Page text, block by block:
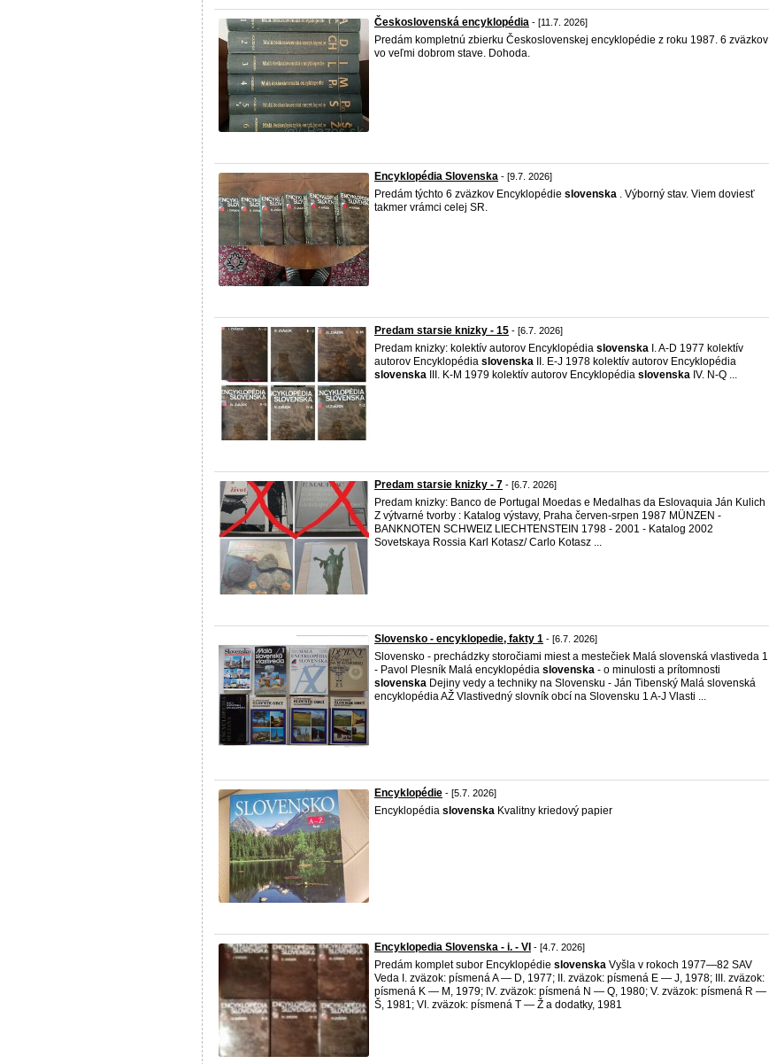
Československá encyklopédia - [11.7. 2026]
Predám kompletnú zbierku Československej encyklopédie z roku 1987. 6 zväzkov
vo veľmi dobrom stave. Dohoda.
Encyklopédia Slovenska - [9.7. 2026]
Predám týchto 6 zväzkov Encyklopédie slovenska . Výborný stav. Viem doviesť
takmer vrámci celej SR.
Predam starsie knizky - 15 - [6.7. 2026]
Predam knizky: kolektív autorov Encyklopédia slovenska I. A-D 1977 kolektív
autorov Encyklopédia slovenska II. E-J 1978 kolektív autorov Encyklopédia
slovenska III. K-M 1979 kolektív autorov Encyklopédia slovenska IV. N-Q ...
Predam starsie knizky - 7 - [6.7. 2026]
Predam knizky: Banco de Portugal Moedas e Medalhas da Eslovaquia Ján Kulich
Z výtvarné tvorby : Katalog výstavy, Praha červen-srpen 1987 MÜNZEN -
BANKNOTEN SCHWEIZ LIECHTENSTEIN 1798 - 2001 - Katalog 2002
Sovetskaya Rossia Karl Kotasz/ Carlo Kotasz ...
Slovensko - encyklopedie, fakty 1 - [6.7. 2026]
Slovensko - prechádzky storočiami miest a mestečiek Malá slovenská vlastiveda 1
- Pavol Plesník Malá encyklopédia slovenska - o minulosti a prítomnosti
slovenska Dejiny vedy a techniky na Slovensku - Ján Tibenský Malá slovenská
encyklopédia AŽ Vlastivedný slovník obcí na Slovensku 1 A-J Vlasti ...
Encyklopédie - [5.7. 2026]
Encyklopédia slovenska Kvalitny kriedový papier
Encyklopedia Slovenska - i. - VI - [4.7. 2026]
Predám komplet subor Encyklopédie slovenska Vyšla v rokoch 1977—82 SAV
Veda I. zväzok: písmená A — D, 1977; II. zväzok: písmená E — J, 1978; III. zväzok:
písmená K — M, 1979; IV. zväzok: písmená N — Q, 1980; V. zväzok: písmená R —
Š, 1981; VI. zväzok: písmená T — Ž a dodatky, 1981